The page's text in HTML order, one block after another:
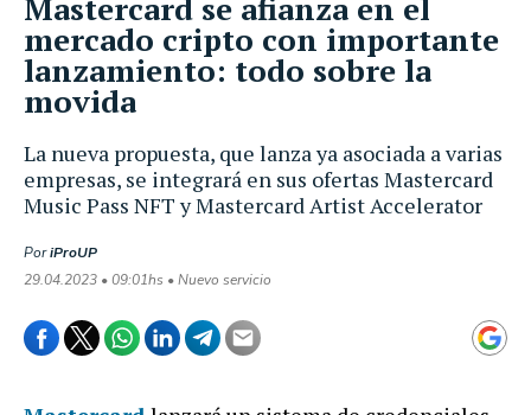
La nueva propuesta, que lanza ya asociada a varias
empresas, se integrará en sus ofertas Mastercard
Music Pass NFT y Mastercard Artist Accelerator
PoriProUP
29.04.2023 • 09:01hs • Nuevo servicio
Mastercard se afianza en el
mercado cripto con importante
lanzamiento: todo sobre la
movida